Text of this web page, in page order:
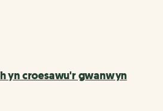
yn croesawu'r gwanwyn